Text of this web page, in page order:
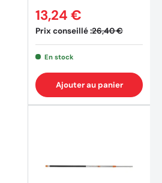
Prix conseillé :26,40 €
13,24 €
En stock
Ajouter au panier